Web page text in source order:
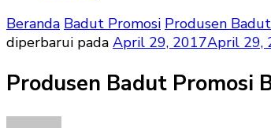
Beranda Badut Promosi Produsen
diperbarui pada April 29, 2017April 29,
Produsen Badut Promosi